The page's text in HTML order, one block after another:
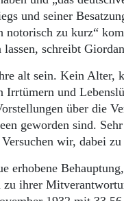
und seiner
zu kurz“
schreibt
alt sein. Kein Alter,
und
über die
geworden sind.
wir, dabei
erhobene
ihrer